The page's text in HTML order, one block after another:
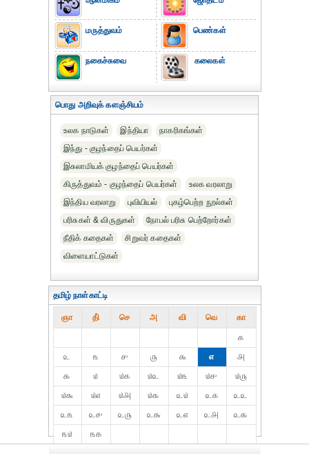
மருத்துவம்
நகைச்சுவை
பெண்கள்
கலைகள்
பொது அறிவுக் களஞ்சியம்
உலக நாடுகள் இந்தியா
நாகரிகங்கள்
இந்து - குழந்தைப் பெயர்கள்
இசுலாமியக் குழந்தைப் பெயர்கள்
கிருத்துவம் - குழந்தைப் பெயர்கள்
உலக வரலாறு
இந்திய வரலாறு
புவியியல்
புகழ்பெற்ற நூல்கள்
பரிசுகள் & விருதுகள்
நோபல் பரிசு‎ பெற்றோர்‎கள்
நீதிக் கதைகள்
சிறுவர் கதைகள்
விளையாட்டுகள்
தமிழ் நாள்காட்டி
ஞா தி் செ அ வி வெ கா
௧
௨
௩ ௪ ௫ ௬ ௭
௮
௯
௰ ௰௧ ௰௨ ௰௩ ௰௪
௰௫
௰௬
௰௭ ௰௮ ௰௯ ௨௰ ௨௧
௨௨
௨௩
௨௪ ௨௫ ௨௬ ௨௭ ௨௮
௨௯
௩௰
௩௧